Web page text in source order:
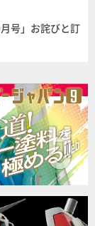
号」お詫びと訂